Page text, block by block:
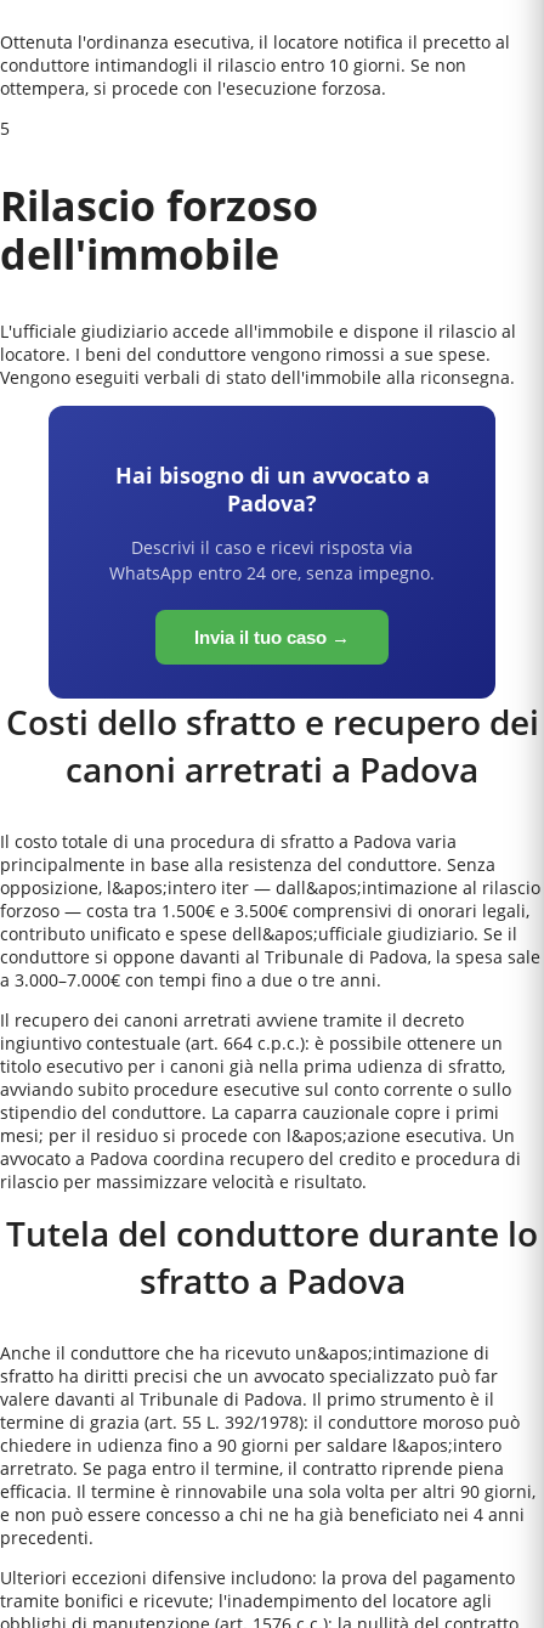
Ottenuta l'ordinanza esecutiva, il locatore notifica il precetto al
conduttore intimandogli il rilascio entro 10 giorni. Se non
ottempera, si procede con l'esecuzione forzosa.
5
Rilascio forzoso
dell'immobile
L'ufficiale giudiziario accede all'immobile e dispone il rilascio al
locatore. I beni del conduttore vengono rimossi a sue spese.
Vengono eseguiti verbali di stato dell'immobile alla riconsegna.
Hai bisogno di un avvocato a
Padova?
Descrivi il caso e ricevi risposta via
WhatsApp entro 24 ore, senza impegno.
Invia il tuo caso →
Costi dello sfratto e recupero dei
canoni arretrati a Padova
Il costo totale di una procedura di sfratto a Padova varia
principalmente in base alla resistenza del conduttore. Senza
opposizione, l&apos;intero iter — dall&apos;intimazione al rilascio
forzoso — costa tra 1.500€ e 3.500€ comprensivi di onorari legali,
contributo unificato e spese dell&apos;ufficiale giudiziario. Se il
conduttore si oppone davanti al Tribunale di Padova, la spesa sale
a 3.000–7.000€ con tempi fino a due o tre anni.
Il recupero dei canoni arretrati avviene tramite il decreto
ingiuntivo contestuale (art. 664 c.p.c.): è possibile ottenere un
titolo esecutivo per i canoni già nella prima udienza di sfratto,
avviando subito procedure esecutive sul conto corrente o sullo
stipendio del conduttore. La caparra cauzionale copre i primi
mesi; per il residuo si procede con l&apos;azione esecutiva. Un
avvocato a Padova coordina recupero del credito e procedura di
rilascio per massimizzare velocità e risultato.
Tutela del conduttore durante lo
sfratto a Padova
Anche il conduttore che ha ricevuto un&apos;intimazione di
sfratto ha diritti precisi che un avvocato specializzato può far
valere davanti al Tribunale di Padova. Il primo strumento è il
termine di grazia (art. 55 L. 392/1978): il conduttore moroso può
chiedere in udienza fino a 90 giorni per saldare l&apos;intero
arretrato. Se paga entro il termine, il contratto riprende piena
efficacia. Il termine è rinnovabile una sola volta per altri 90 giorni,
e non può essere concesso a chi ne ha già beneficiato nei 4 anni
precedenti.
Ulteriori eccezioni difensive includono: la prova del pagamento
tramite bonifici e ricevute; l'inadempimento del locatore agli